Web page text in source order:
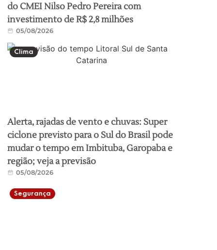
do CMEI Nilso Pedro Pereira com
investimento de R$ 2,8 milhões
05/08/2026
Clima
Alerta, rajadas de vento e chuvas: Super
ciclone previsto para o Sul do Brasil pode
mudar o tempo em Imbituba, Garopaba e
região; veja a previsão
05/08/2026
Segurança